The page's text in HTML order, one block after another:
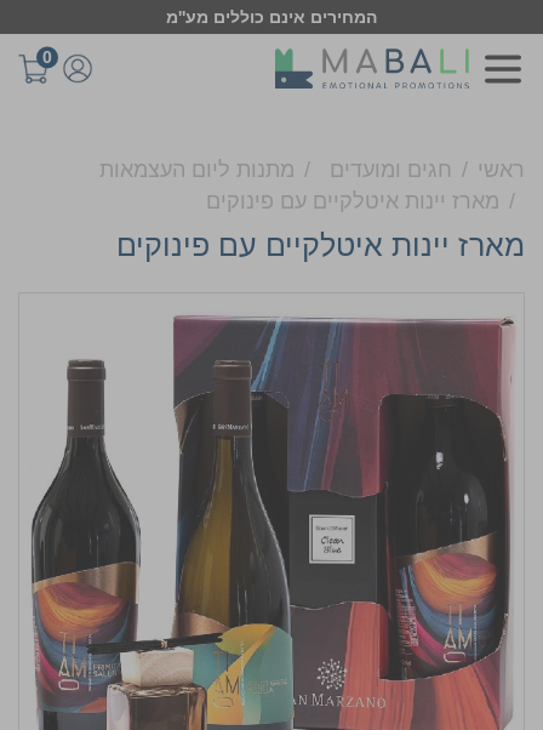
המחירים אינם כוללים מע''מ
0
ראשי חגים ומועדים
מתנות ליום העצמאות
מארז יינות איטלקיים עם פינוקים
מארז יינות איטלקיים עם פינוקים